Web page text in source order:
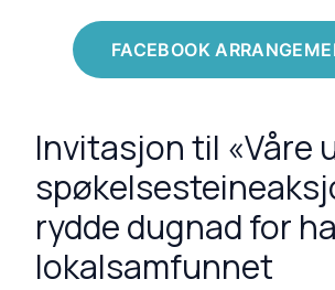
FACEBOOK
Invitasjon til «Våre
rydde dugnad for
lokalsamfunnet